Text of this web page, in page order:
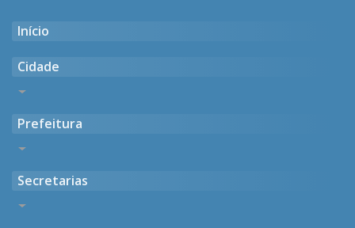
Início
Cidade
Gentílico
Casarões Antigos
Símbolos Oficiais
Geográfico
Prefeitura
Missão, Visão e Valores
Antigas Administrações
Secretarias